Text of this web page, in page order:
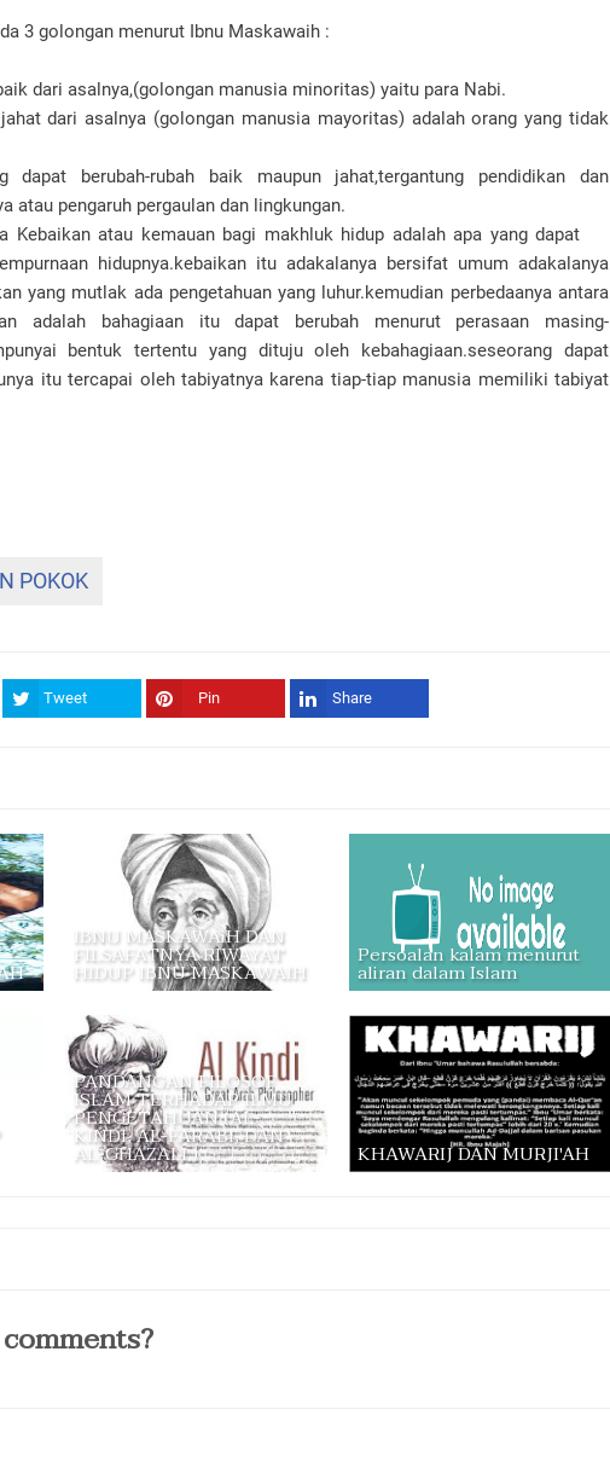
3 golongan menurut Ibnu Maskawaih :
dari asalnya,(golongan manusia minoritas) yaitu para Nabi.
dari asalnya (golongan manusia mayoritas) adalah orang yang tidak
dapat berubah-rubah baik maupun jahat,tergantung pendidikan dan
atau pengaruh pergaulan dan lingkungan.
Kebaikan atau kemauan bagi makhluk hidup adalah apa yang dapat
hidupnya.kebaikan itu adakalanya bersifat umum adakalanya
yang mutlak ada pengetahuan yang luhur.kemudian perbedaanya antara
adalah bahagiaan itu dapat berubah menurut perasaan masing-
bentuk tertentu yang dituju oleh kebahagiaan.seseorang dapat
itu tercapai oleh tabiyatnya karena tiap-tiap manusia memiliki tabiyat
POKOK
Tweet Pin Share
IBNU MASKAWAiH DAN
FILSAFATNYA RIWAYAT
HIDUP IBNU MASKAWAIH
Persoalan kalam menurut
aliran dalam Islam
PANDANGAN FILOSOF
ISLAM TERHADAP ILMU
PENGETAHUAN (AL-
KINDI, AL-FARABI, DAN
AL-GHAZALI,) KHAWARIJ DAN MURJI'AH